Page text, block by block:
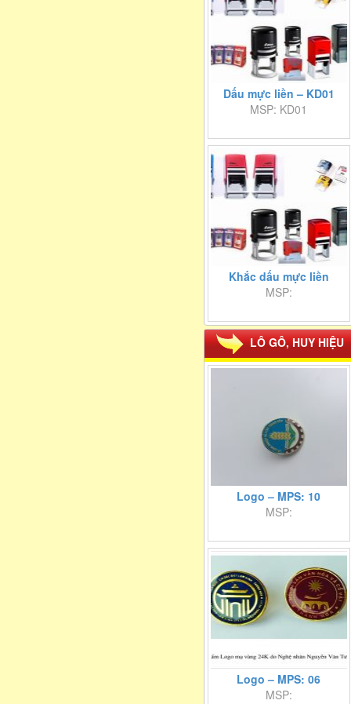
Dấu mực liền – KD01
MSP: KD01
Khắc dấu mực liền
MSP:
LÔ GÔ, HUY HIỆU
Logo – MPS: 10
MSP:
Logo – MPS: 06
MSP: